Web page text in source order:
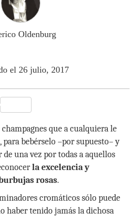
Oldenburg
el 26 julio, 2017
o
que a cualquiera le
bebérselo –por supuesto– y
una vez por todas a aquellos
la excelencia y
rosas.
cromáticos sólo puede
haber tenido jamás la dichosa